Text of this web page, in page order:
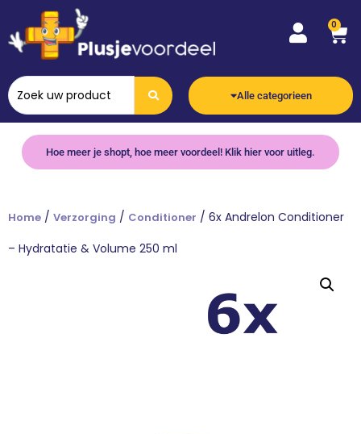
0
Alle categorieen
Hoe meer je shopt, hoe meer voordeel! Klik hier voor uitleg.
Home / Verzorging / Conditioner / 6x Andrelon Conditioner
– Hydratatie & Volume 250 ml